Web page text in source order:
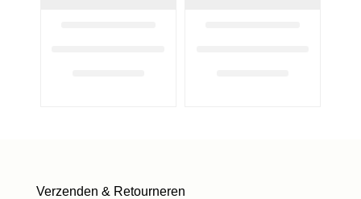
Verzenden & Retourneren